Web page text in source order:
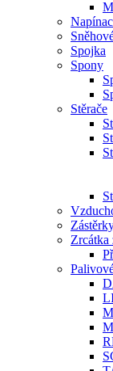
Spojka
Spony
Stěrače
Zrcátka